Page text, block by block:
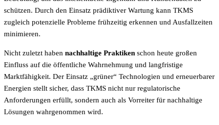
schützen. Durch den Einsatz prädiktiver Wartung kann TKMS
zugleich potenzielle Probleme frühzeitig erkennen und Ausfallzeiten
minimieren.
Nicht zuletzt haben nachhaltige Praktiken schon heute großen
Einfluss auf die öffentliche Wahrnehmung und langfristige
Marktfähigkeit. Der Einsatz „grüner“ Technologien und erneuerbarer
Energien stellt sicher, dass TKMS nicht nur regulatorische
Anforderungen erfüllt, sondern auch als Vorreiter für nachhaltige
Lösungen wahrgenommen wird.